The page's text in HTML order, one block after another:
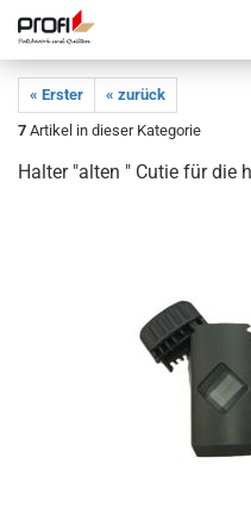
« Erster
« zurück
7 Artikel in dieser Kategorie
Halter "alten " Cutie für die